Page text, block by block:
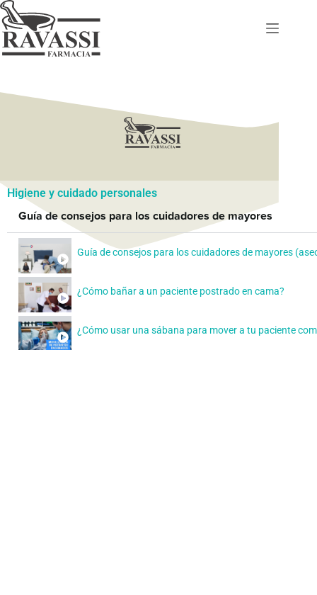
Higiene y cuidado personales
Guía de consejos para los cuidadores de mayores
Guía de consejos para los cuidadores de mayores
¿Cómo bañar a un paciente postrado en cama?
¿Cómo usar una sábana para mover a tu paciente